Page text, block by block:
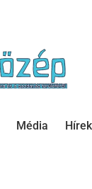
Média Hírek